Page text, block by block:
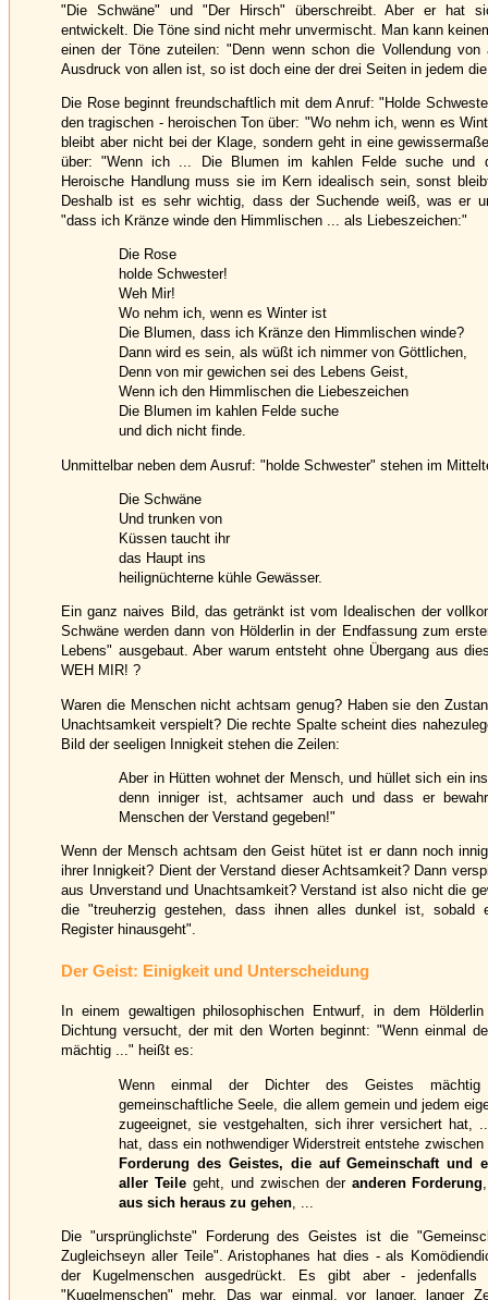
"Die Schwäne" und "Der Hirsch" überschreibt. Aber er hat
entwickelt. Die Töne sind nicht mehr unvermischt. Man kann
einen der Töne zuteilen: "Denn wenn schon die Vollendung von
Ausdruck von allen ist, so ist doch eine der drei Seiten in jedem
Die Rose beginnt freundschaftlich mit dem Anruf: "Holde
den tragischen - heroischen Ton über: "Wo nehm ich, wenn es
bleibt aber nicht bei der Klage, sondern geht in eine
über: "Wenn ich ... Die Blumen im kahlen Felde suche und
Heroische Handlung muss sie im Kern idealisch sein, sonst
Deshalb ist es sehr wichtig, dass der Suchende weiß, was er
"dass ich Kränze winde den Himmlischen ... als Liebeszeichen:"
Die Rose
holde Schwester!
Weh Mir!
Wo nehm ich, wenn es Winter ist
Die Blumen, dass ich Kränze den Himmlischen winde?
Dann wird es sein, als wüßt ich nimmer von Göttlichen,
Denn von mir gewichen sei des Lebens Geist,
Wenn ich den Himmlischen die Liebeszeichen
Die Blumen im kahlen Felde suche
und dich nicht finde.
Unmittelbar neben dem Ausruf: "holde Schwester" stehen im
Die Schwäne
Und trunken von
Küssen taucht ihr
das Haupt ins
heilignüchterne kühle Gewässer.
Ein ganz naives Bild, das getränkt ist vom Idealischen der
Schwäne werden dann von Hölderlin in der Endfassung zum
Lebens" ausgebaut. Aber warum entsteht ohne Übergang aus
WEH MIR! ?
Waren die Menschen nicht achtsam genug? Haben sie den
Unachtsamkeit verspielt? Die rechte Spalte scheint dies
Bild der seeligen Innigkeit stehen die Zeilen:
Aber in Hütten wohnet der Mensch, und hüllet sich ein
denn inniger ist, achtsamer auch und dass er
Menschen der Verstand gegeben!"
Wenn der Mensch achtsam den Geist hütet ist er dann noch
ihrer Innigkeit? Dient der Verstand dieser Achtsamkeit? Dann
aus Unverstand und Unachtsamkeit? Verstand ist also nicht die
die "treuherzig gestehen, dass ihnen alles dunkel ist, sobald
Register hinausgeht".
Der Geist: Einigkeit und Unterscheidung
In einem gewaltigen philosophischen Entwurf, in dem
Dichtung versucht, der mit den Worten beginnt: "Wenn einmal
mächtig ..." heißt es:
Wenn einmal der Dichter des Geistes
gemeinschaftliche Seele, die allem gemein und jedem
zugeeignet, sie vestgehalten, sich ihrer versichert hat,
hat, dass ein nothwendiger Widerstreit entstehe
Forderung des Geistes, die auf Gemeinschaft und
aller Teile geht, und zwischen der anderen Forderung
aus sich heraus zu gehen
Die "ursprünglichste" Forderung des Geistes ist die
Zugleichseyn aller Teile". Aristophanes hat dies - als
der Kugelmenschen ausgedrückt. Es gibt aber -
"Kugelmenschen" mehr. Das war einmal, vor langer, langer